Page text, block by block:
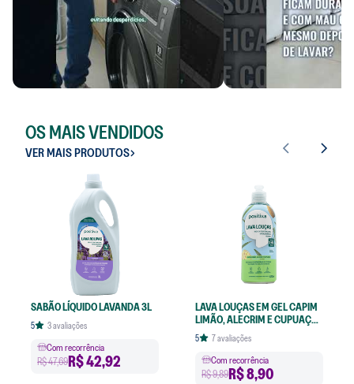
FRAGRÂNCIA 3L
OS MAIS VENDIDOS
VER MAIS PRODUTOS
SABÃO LÍQUIDO LAVANDA 3L
5 3avaliações
Com recorrência
R$ 47,69R$42,92
LAVA LOUÇAS EM GEL CAPIM
LIMÃO, ALECRIM E CUPUAÇU
420ML
5 7avaliações
Com recorrência
R$ 9,89R$8,90